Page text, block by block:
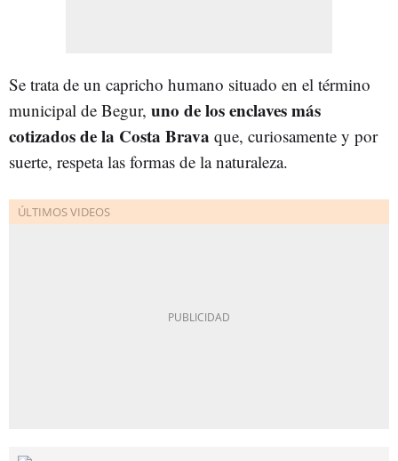
Se trata de un capricho humano situado en el término
municipal de Begur, uno de los enclaves más
cotizados de la Costa Brava que, curiosamente y por
suerte, respeta las formas de la naturaleza.